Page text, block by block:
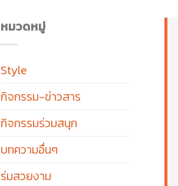
หมวดหมู่
Style
กิจกรรม-ข่าวสาร
กิจกรรมร่วมสนุก
บทความอื่นๆ
ร่มสวยงาม